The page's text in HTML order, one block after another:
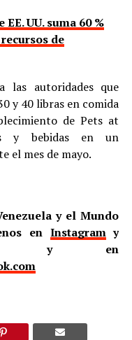
UU. suma 60 %
de
las autoridades que
y 40 libras en comida
de Pets at
y bebidas en un
el mes de mayo.
y el Mundo
en Instagramy
en